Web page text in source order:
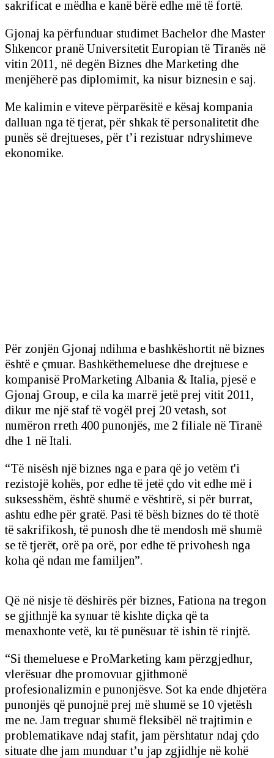
sakrificat e mëdha e kanë bërë edhe më të fortë.
Gjonaj ka përfunduar studimet Bachelor dhe Master
Shkencor pranë Universitetit Europian të Tiranës në
vitin 2011, në degën Biznes dhe Marketing dhe
menjëherë pas diplomimit, ka nisur biznesin e saj.
Me kalimin e viteve përparësitë e kësaj kompania
dalluan nga të tjerat, për shkak të personalitetit dhe
punës së drejtueses, për t’i rezistuar ndryshimeve
ekonomike.
Për zonjën Gjonaj ndihma e bashkëshortit në biznes
është e çmuar. Bashkëthemeluese dhe drejtuese e
kompanisë ProMarketing Albania & Italia, pjesë e
Gjonaj Group, e cila ka marrë jetë prej vitit 2011,
dikur me një staf të vogël prej 20 vetash, sot
numëron rreth 400 punonjës, me 2 filiale në Tiranë
dhe 1 në Itali.
“Të nisësh një biznes nga e para që jo vetëm t'i
rezistojë kohës, por edhe të jetë çdo vit edhe më i
suksesshëm, është shumë e vështirë, si për burrat,
ashtu edhe për gratë. Pasi të bësh biznes do të thotë
të sakrifikosh, të punosh dhe të mendosh më shumë
se të tjerët, orë pa orë, por edhe të privohesh nga
koha që ndan me familjen”.
Që në nisje të dëshirës për biznes, Fationa na tregon
se gjithnjë ka synuar të kishte diçka që ta
menaxhonte vetë, ku të punësuar të ishin të rinjtë.
“Si themeluese e ProMarketing kam përzgjedhur,
vlerësuar dhe promovuar gjithmonë
profesionalizmin e punonjësve. Sot ka ende dhjetëra
punonjës që punojnë prej më shumë se 10 vjetësh
me ne. Jam treguar shumë fleksibël në trajtimin e
problematikave ndaj stafit, jam përshtatur ndaj çdo
situate dhe jam munduar t’u jap zgjidhje në kohë